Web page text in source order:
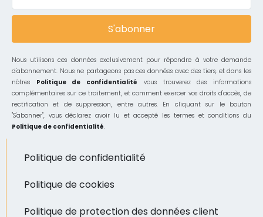
S'abonner
Nous utilisons ces données exclusivement pour répondre à votre demande
d'abonnement. Nous ne partageons pas ces données avec des tiers, et dans les
nôtres Politique de confidentialité vous trouverez des informations
complémentaires sur ce traitement, et comment exercer vos droits d'accès, de
rectification et de suppression, entre autres. En cliquant sur le bouton
"S'abonner", vous déclarez avoir lu et accepté les termes et conditions du
Politique de confidentialité.
Politique de confidentialité
Politique de cookies
Politique de protection des données client